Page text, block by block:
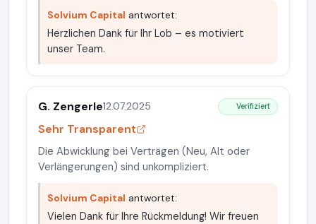
Solvium Capital antwortet:
Herzlichen Dank für Ihr Lob – es motiviert
unser Team.
G. Zengerle12.07.2025 Verifiziert
Sehr Transparent
Die Abwicklung bei Verträgen (Neu, Alt oder
Verlängerungen) sind unkompliziert.
Solvium Capital antwortet:
Vielen Dank für Ihre Rückmeldung! Wir freuen